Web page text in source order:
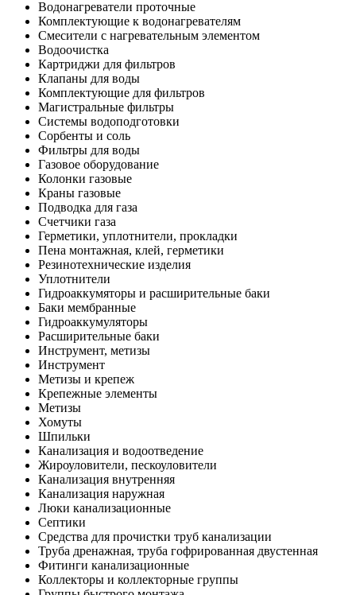
Водонагреватели проточные
Комплектующие к водонагревателям
Смесители с нагревательным элементом
Водоочистка
Картриджи для фильтров
Клапаны для воды
Комплектующие для фильтров
Магистральные фильтры
Системы водоподготовки
Сорбенты и соль
Фильтры для воды
Газовое оборудование
Колонки газовые
Краны газовые
Подводка для газа
Счетчики газа
Герметики, уплотнители, прокладки
Пена монтажная, клей, герметики
Резинотехнические изделия
Уплотнители
Гидроаккумяторы и расширительные баки
Баки мембранные
Гидроаккумуляторы
Расширительные баки
Инструмент, метизы
Инструмент
Метизы и крепеж
Крепежные элементы
Метизы
Хомуты
Шпильки
Канализация и водоотведение
Жироуловители, пескоуловители
Канализация внутренняя
Канализация наружная
Люки канализационные
Септики
Средства для прочистки труб канализации
Труба дренажная, труба гофрированная двустенная
Фитинги канализационные
Коллекторы и коллекторные группы